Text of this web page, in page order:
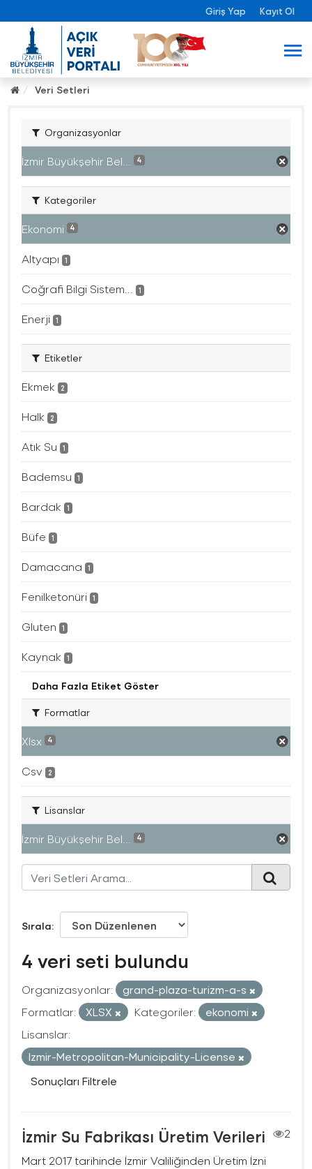
Giriş Yap Kayıt Ol
Veri Setleri
Organizasyonlar
İzmir Büyükşehir Bel... 4
Kategoriler
Ekonomi 4
Altyapı 1
Coğrafi Bilgi Sistem... 1
Enerji 1
Etiketler
Ekmek 2
Halk 2
Atık Su 1
Bademsu 1
Bardak 1
Büfe 1
Damacana 1
Fenilketonüri 1
Gluten 1
Kaynak 1
Daha Fazla Etiket Göster
Formatlar
Xlsx 4
Csv 2
Lisanslar
İzmir Büyükşehir Bel... 4
Sırala
4 veri seti bulundu
Organizasyonlar:
grand-plaza-turizm-a-s
Formatlar:
XLSX Kategoriler:
ekonomi
Lisanslar:
Izmir-Metropolitan-Municipality-License
Sonuçları Filtrele
İzmir Su Fabrikası Üretim Verileri
2
Mart 2017 tarihinde İzmir Valiliğinden Üretim İzni